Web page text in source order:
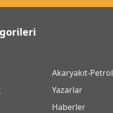
Akaryakıt-Petrol
Yazarlar
Haberler